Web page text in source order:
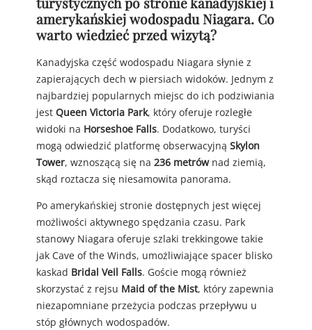
amerykańskiej wodospadu Niagara. Co
warto wiedzieć przed wizytą?
Kanadyjska część wodospadu Niagara słynie z
zapierających dech w piersiach widoków. Jednym z
najbardziej popularnych miejsc do ich podziwiania
jest Queen Victoria Park, który oferuje rozległe
widoki na Horseshoe Falls. Dodatkowo, turyści
mogą odwiedzić platformę obserwacyjną Skylon
Tower, wznoszącą się na 236 metrównad ziemią,
skąd roztacza się niesamowita panorama.
Po amerykańskiej stronie dostępnych jest więcej
możliwości aktywnego spędzania czasu. Park
stanowy Niagara oferuje szlaki trekkingowe takie
jak Cave of the Winds, umożliwiające spacer blisko
kaskad Bridal Veil Falls. Goście mogą również
skorzystać z rejsu Maid of the Mist, który zapewnia
niezapomniane przeżycia podczas przepływu u
stóp głównych wodospadów.